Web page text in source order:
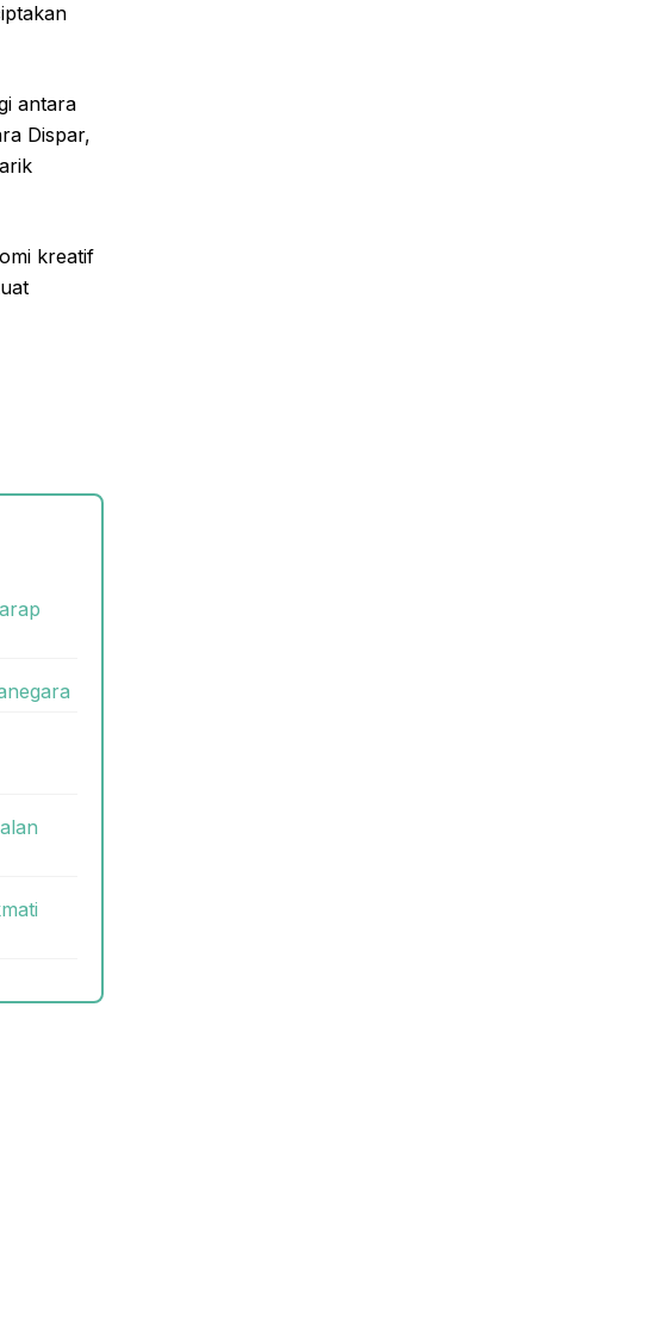
antara
Dispar,
kreatif